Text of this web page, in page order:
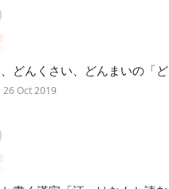
どんくさい、どんまいの「
26 Oct 2019